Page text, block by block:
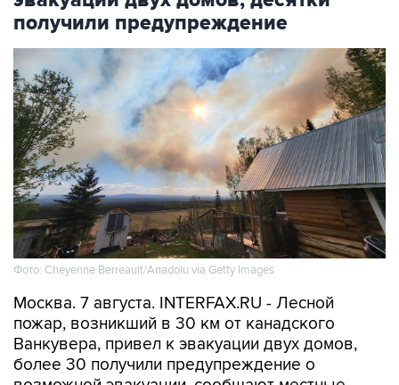
Фото: Cheyenne Berreault/Anadolu via Getty Images
Москва. 7 августа. INTERFAX.RU - Лесной
Ванкувера, привел к эвакуации двух домов,
более 30 получили предупреждение о
возможной эвакуации, сообщают местные
СМИ.